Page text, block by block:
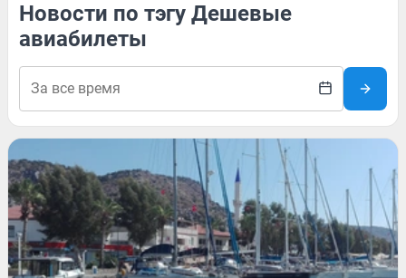
Новости по тэгу Дешевые
авиабилеты